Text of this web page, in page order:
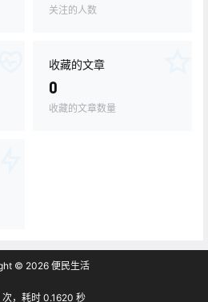
关注的人数
收藏的文章
0
收藏的文章数量
© 2026 便民生活
次，耗时 0.1620 秒